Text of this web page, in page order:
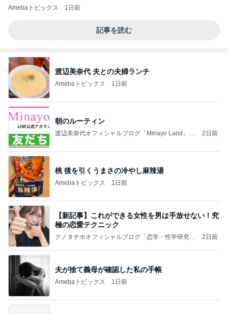
Amebaトピックス 1日前
記事を読む
渡辺美奈代 夫との夫婦ランチ
Amebaトピックス 1日前
朝のルーティン
渡辺美奈代オフィシャルブログ「Minayo Land」P
2日前
桃 後を引くうまさの冷やし麻辣湯
Amebaトピックス 1日前
【新記事】これができる女性を男は手放せない！究
極の恋愛テクニック
クノタチホオフィシャルブログ「恋学・性学研究
2日前
夫が捨て義母が確認した私の手帳
Amebaトピックス 1日前